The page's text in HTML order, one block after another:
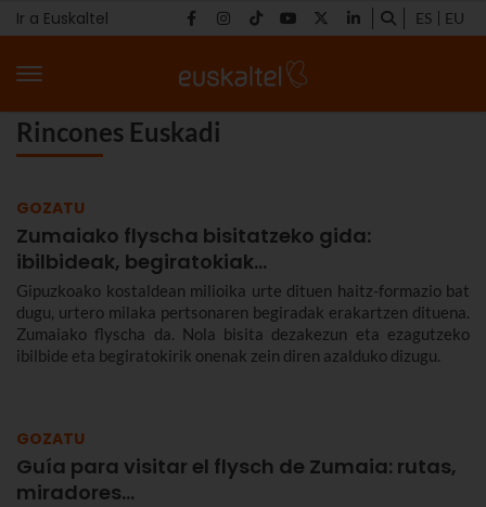
Ir a Euskaltel ES EU
Rincones Euskadi
GOZATU
Zumaiako flyscha bisitatzeko gida:
ibilbideak, begiratokiak…
Gipuzkoako kostaldean milioika urte dituen haitz-formazio bat
dugu, urtero milaka pertsonaren begiradak erakartzen dituena.
Zumaiako flyscha da. Nola bisita dezakezun eta ezagutzeko
ibilbide eta begiratokirik onenak zein diren azalduko dizugu.
GOZATU
Guía para visitar el flysch de Zumaia: rutas,
miradores...